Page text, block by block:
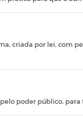
criada por lei, com
poder público, para